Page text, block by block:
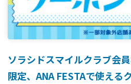
ソラシドスマイルクラブ会
限定、ANA FESTAで使える